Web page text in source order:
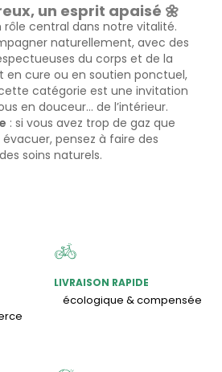
un esprit apaisé 🌼
rôle central dans notre vitalité.
naturellement, avec des
du corps et de la
en cure ou en soutien ponctuel,
catégorie est une invitation
en douceur… de l’intérieur.
: si vous avez trop de gaz que
pensez à faire des
soins naturels.
LIVRAISON RAPIDE
écologique & compensée